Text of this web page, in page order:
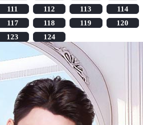
111 112 113
114
117 118 119
120
123 124